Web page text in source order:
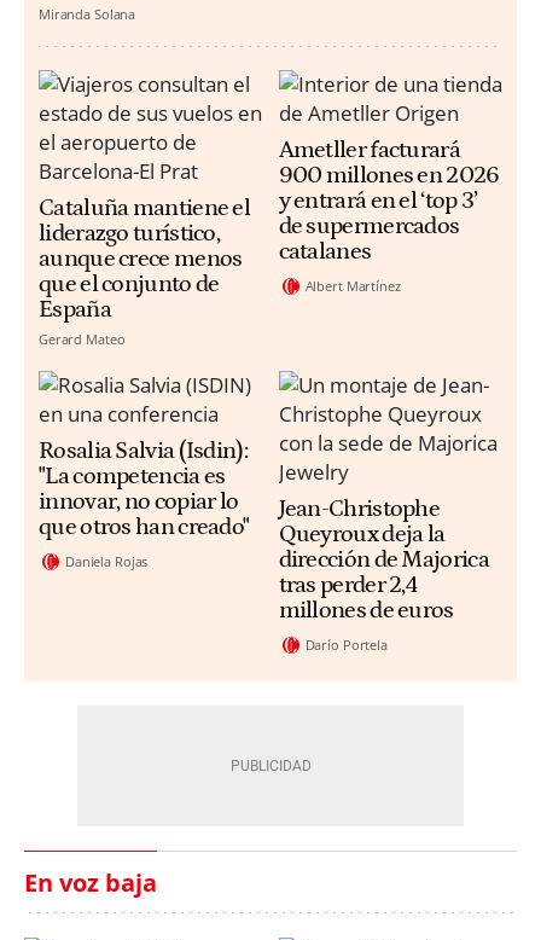
Miranda Solana
Cataluña mantiene el
liderazgo turístico,
aunque crece menos
que el conjunto de
España
Gerard Mateo
Ametller facturará
900 millones en 2026
y entrará en el ‘top 3’
de supermercados
catalanes
Albert Martínez
Rosalia Salvia (Isdin):
"La competencia es
innovar, no copiar lo
que otros han creado"
Daniela Rojas
Jean-Christophe
Queyroux deja la
dirección de Majorica
tras perder 2,4
millones de euros
Darío Portela
En voz baja